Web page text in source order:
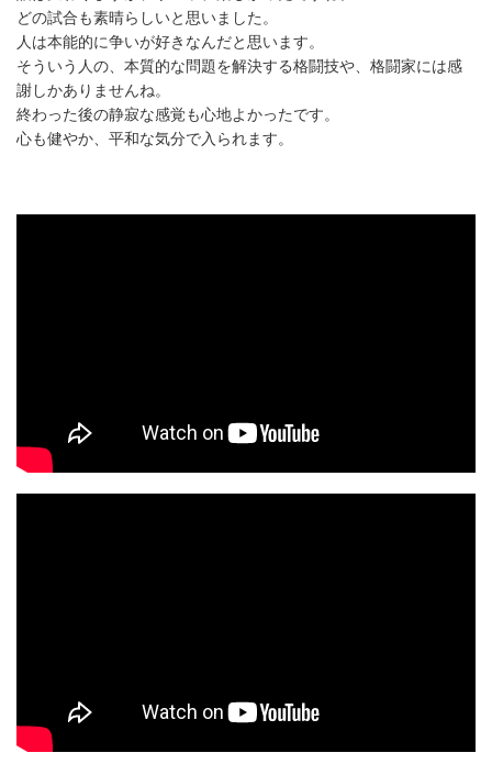
どの試合も素晴らしいと思いました。
人は本能的に争いが好きなんだと思います。
そういう人の、本質的な問題を解決する格闘技や、格闘家には感
謝しかありませんね。
終わった後の静寂な感覚も心地よかったです。
心も健やか、平和な気分で入られます。